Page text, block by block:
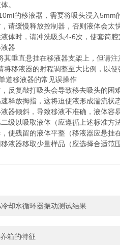
。
的移液器，需要将吸头浸入5mm
缓慢释放控制器，否则液体会太快
时，请冲洗吸头4-6次，使套筒腔
器
直悬挂在移液器支架上，但请注
液器的射程调整至大比例，以使
移液器的常见误操作
复敲打吸头会导致移去吸头的困难
放拇指，这将迫使液形成湍流状态
倾斜，导致移液不准确，液体容易
以吸取液体（应遵循上述标准方法
残留的液体平整（移液器应悬挂在
器移取少量样品（应选择合适范围
冷却水循环器振动测试结果
箱的特征